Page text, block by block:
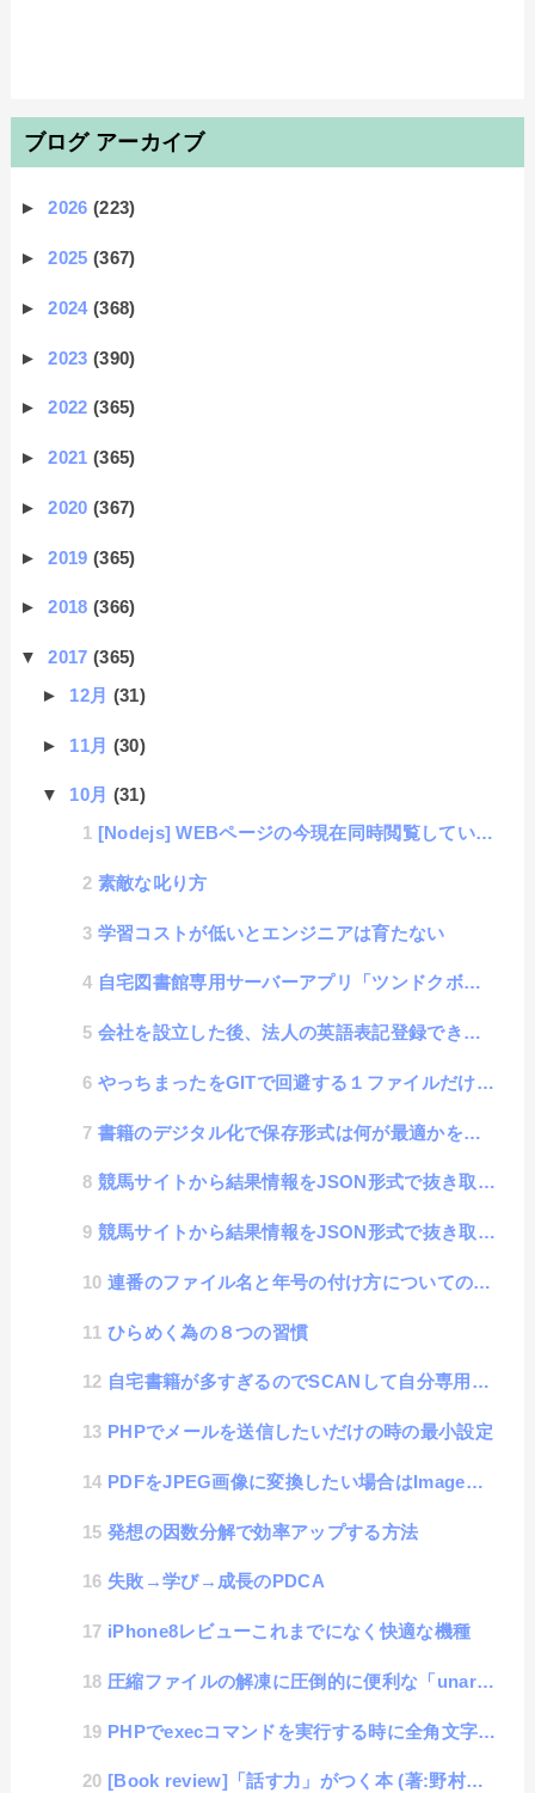
ブログ アーカイブ
►2026(223)
►2025(367)
►2024(368)
►2023(390)
►2022(365)
►2021(365)
►2020(367)
►2019(365)
►2018(366)
▼2017(365)
► 12月 (31)
► 11月 (30)
▼ 10月 (31)
[Nodejs] WEBページの今現在同時閲覧している人数を表示する機能構築（ソース付き）
素敵な叱り方
学習コストが低いとエンジニアは育たない
自宅図書館専用サーバーアプリ「ツンドクボン」のソースコード公開
会社を設立した後、法人の英語表記登録できてますか？
やっちまったをGITで回避する１ファイルだけ元に戻すいざという時のやり方
書籍のデジタル化で保存形式は何が最適かを検討
競馬サイトから結果情報をJSON形式で抜き取るJSコード（地方競馬サイト編）
競馬サイトから結果情報をJSON形式で抜き取るJSコード（JRAサイト編）
連番のファイル名と年号の付け方についての検討
ひらめく為の８つの習慣
自宅書籍が多すぎるのでSCANして自分専用デジタル図書館を構築のススメ
PHPでメールを送信したいだけの時の最小設定
PDFをJPEG画像に変換したい場合はImagemagickよりもpdftoppmの方が高速で便利
発想の因数分解で効率アップする方法
失敗→学び→成長のPDCA
iPhone8レビューこれまでになく快適な機種
圧縮ファイルの解凍に圧倒的に便利な「unar」コマンド
PHPでexecコマンドを実行する時に全角文字列があると実行できない場合の対処方法
[Book review]「話す力」がつく本 (著:野村正樹)